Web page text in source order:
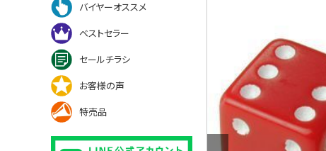
バイヤーオススメ
ベストセラー
セールチラシ
お客様の声
特売品